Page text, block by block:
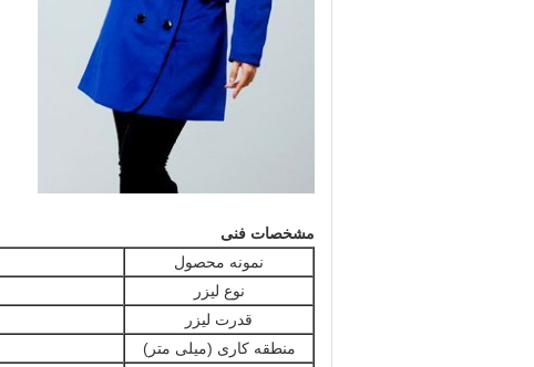
مشخصات فنی
نمونه محصول
نوع لیزر
قدرت لیزر
منطقه کاری (میلی متر)